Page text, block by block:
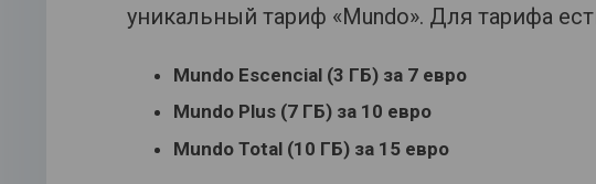
уникальный тариф «Mundo». Для тарифа
Mundo Escencial (3 ГБ) за 7 евро
Mundo Plus (7 ГБ) за 10 евро
Mundo Total (10 ГБ) за 15 евро